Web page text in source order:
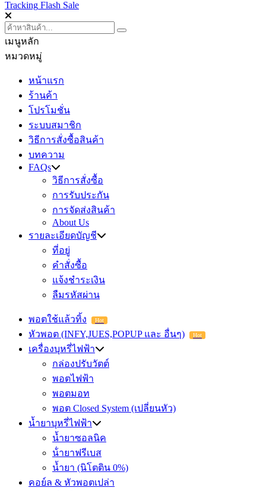
Tracking Flash Sale
เมนูหลัก
หมวดหมู่
หน้าแรก
ร้านค้า
โปรโมชั่น
ระบบสมาชิก
วิธีการสั่งซื้อสินค้า
บทความ
FAQs
วิธีการสั่งซื้อ
การรับประกัน
การจัดส่งสินค้า
About Us
รายละเอียดบัญชี
ที่อยู่
คำสั่งซื้อ
แจ้งชำระเงิน
ลืมรหัสผ่าน
พอตใช้แล้วทิ้ง Hot
หัวพอต (INFY,JUES,POPUP และ อื่นๆ) Hot
เครื่องบุหรี่ไฟฟ้า
กล่องปรับวัตต์
พอตไฟฟ้า
พอตมอท
พอต Closed System (เปลี่ยนหัว)
น้ำยาบุหรี่ไฟฟ้า
น้ำยาซอลนิค
น้ํายาฟรีเบส
น้ำยา (นิโตติน 0%)
คอย์ล & หัวพอตเปล่า